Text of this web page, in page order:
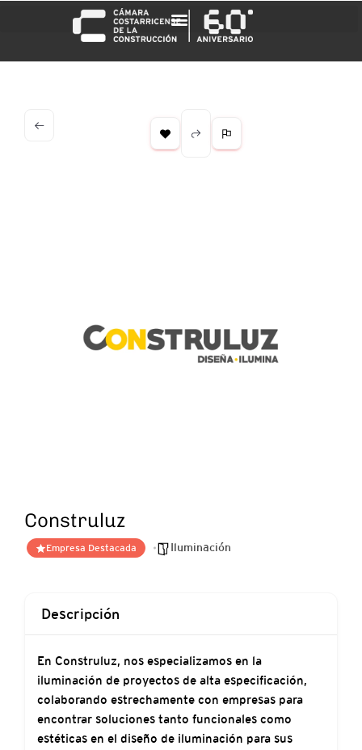
Construluz
Empresa Destacada Iluminación
Descripción
En Construluz, nos especializamos en la
iluminación de proyectos de alta especificación,
colaborando estrechamente con empresas para
encontrar soluciones tanto funcionales como
estéticas en el diseño de iluminación para sus